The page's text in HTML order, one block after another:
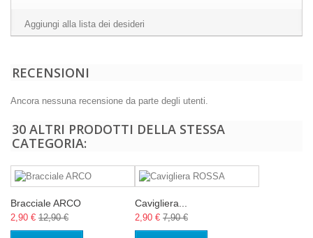
Aggiungi alla lista dei desideri
RECENSIONI
Ancora nessuna recensione da parte degli utenti.
30 ALTRI PRODOTTI DELLA STESSA
CATEGORIA:
Bracciale ARCO
2,90 € 12,90 €
Cavigliera...
2,90 € 7,90 €